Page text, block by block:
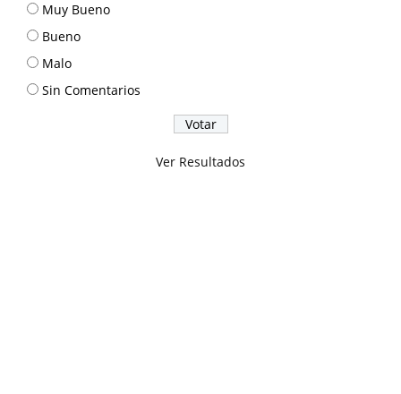
Muy Bueno
Bueno
Malo
Sin Comentarios
Ver Resultados